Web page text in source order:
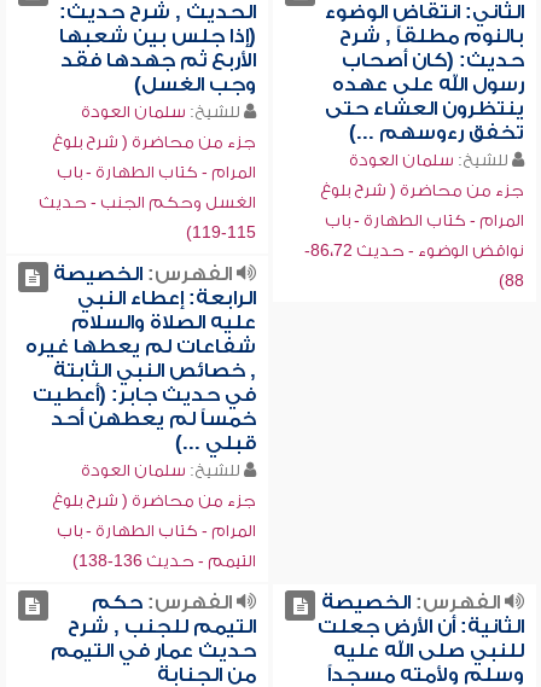
الثاني: انتقاض الوضوء
بالنوم مطلقاً , شرح
حديث: (كان أصحاب
رسول الله على عهده
ينتظرون العشاء حتى
تخفق رءوسهم ...)
للشيخ: سلمان العودة
جزء من محاضرة ( شرح بلوغ
المرام - كتاب الطهارة - باب
نواقض الوضوء - حديث 86،72-
88)
الحديث , شرح حديث:
(إذا جلس بين شعبها
الأربع ثم جهدها فقد
وجب الغسل)
للشيخ: سلمان العودة
جزء من محاضرة ( شرح بلوغ
المرام - كتاب الطهارة - باب
الغسل وحكم الجنب - حديث
115-119)
الفهرس:الخصيصة
الرابعة: إعطاء النبي
عليه الصلاة والسلام
شفاعات لم يعطها غيره
, خصائص النبي الثابتة
في حديث جابر: (أعطيت
خمساً لم يعطهن أحد
قبلي ...)
للشيخ: سلمان العودة
جزء من محاضرة ( شرح بلوغ
المرام - كتاب الطهارة - باب
التيمم - حديث 136-138)
الفهرس:الخصيصة
الثانية: أن الأرض جعلت
للنبي صلى الله عليه
وسلم ولأمته مسجداً
الفهرس:حكم
التيمم للجنب , شرح
حديث عمار في التيمم
من الجنابة